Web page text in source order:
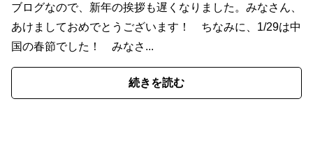
ブログなので、新年の挨拶も遅くなりました。みなさん、
あけましておめでとうございます！ ちなみに、1/29は中
国の春節でした！ みなさ...
続きを読む